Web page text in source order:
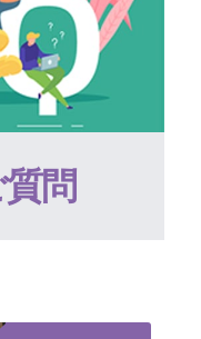
問